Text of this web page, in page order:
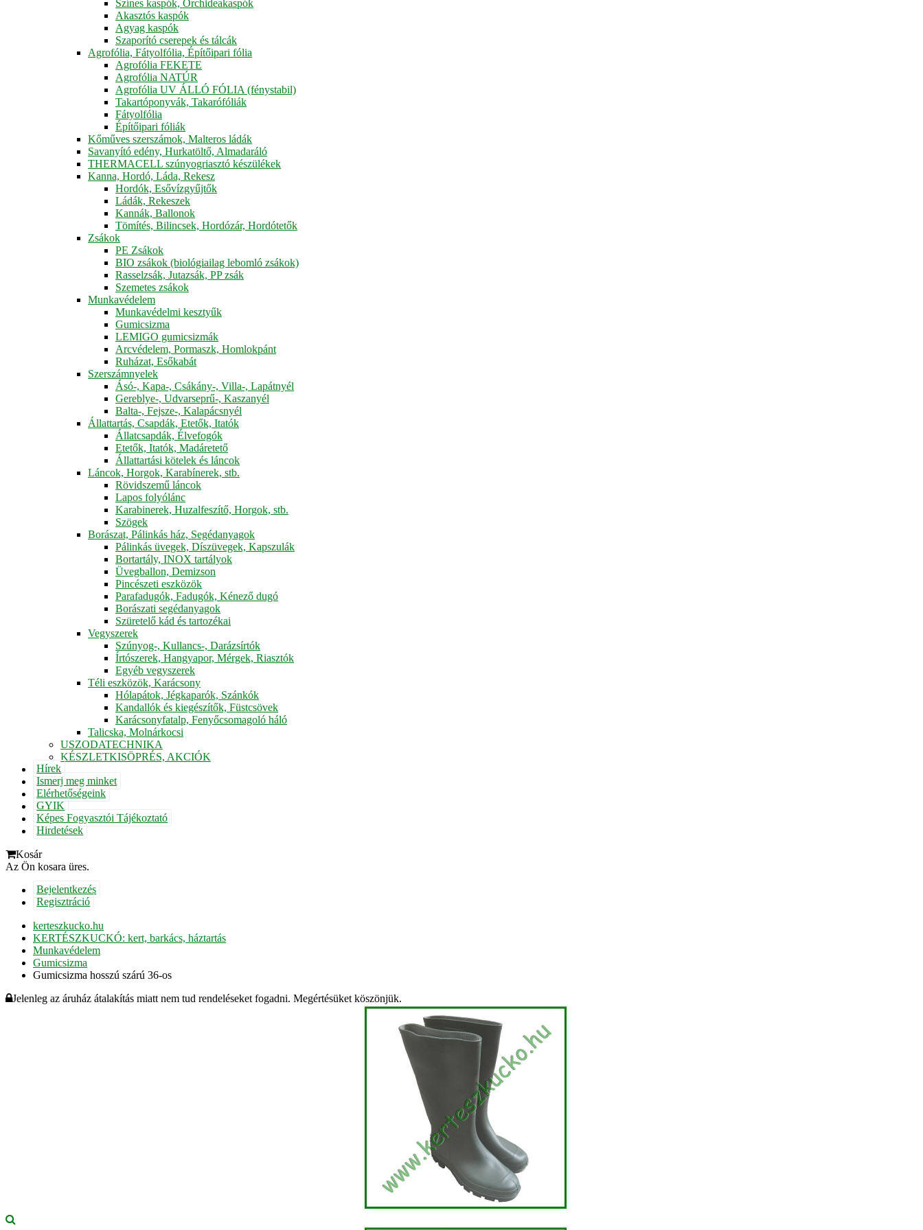
Színes kaspók, Orchideakaspók
Akasztós kaspók
Agyag kaspók
Szaporító cserepek és tálcák
Agrofólia, Fátyolfólia, Építőipari fólia
Agrofólia FEKETE
Agrofólia NATÚR
Agrofólia UV ÁLLÓ FÓLIA (fénystabil)
Takartóponyvák, Takarófóliák
Fátyolfólia
Építőipari fóliák
Kőműves szerszámok, Malteros ládák
Savanyító edény, Hurkatöltő, Almadaráló
THERMACELL szúnyogriasztó készülékek
Kanna, Hordó, Láda, Rekesz
Hordók, Esővízgyűjtők
Ládák, Rekeszek
Kannák, Ballonok
Tömítés, Bilincsek, Hordózár, Hordótetők
Zsákok
PE Zsákok
BIO zsákok (biológiailag lebomló zsákok)
Rasselzsák, Jutazsák, PP zsák
Szemetes zsákok
Munkavédelem
Munkavédelmi kesztyűk
Gumicsizma
LEMIGO gumicsizmák
Arcvédelem, Pormaszk, Homlokpánt
Ruházat, Esőkabát
Szerszámnyelek
Ásó-, Kapa-, Csákány-, Villa-, Lapátnyél
Gereblye-, Udvarseprű-, Kaszanyél
Balta-, Fejsze-, Kalapácsnyél
Állattartás, Csapdák, Etetők, Itatók
Állatcsapdák, Élvefogók
Etetők, Itatók, Madáretető
Állattartási kötelek és láncok
Láncok, Horgok, Karabínerek, stb.
Rövidszemű láncok
Lapos folyólánc
Karabinerek, Huzalfeszítő, Horgok, stb.
Szögek
Borászat, Pálinkás ház, Segédanyagok
Pálinkás üvegek, Díszüvegek, Kapszulák
Bortartály, INOX tartályok
Üvegballon, Demizson
Pincészeti eszközök
Parafadugók, Fadugók, Kénező dugó
Borászati segédanyagok
Szüretelő kád és tartozékai
Vegyszerek
Szúnyog-, Kullancs-, Darázsírtók
Írtószerek, Hangyapor, Mérgek, Riasztók
Egyéb vegyszerek
Téli eszközök, Karácsony
Hólapátok, Jégkaparók, Szánkók
Kandallók és kiegészítők, Füstcsövek
Karácsonyfatalp, Fenyőcsomagoló háló
Talicska, Molnárkocsi
USZODATECHNIKA
KÉSZLETKISÖPRÉS, AKCIÓK
Hírek
Ismerj meg minket
Elérhetőségeink
GYIK
Képes Fogyasztói Tájékoztató
Hirdetések
Kosár
Az Ön kosara üres.
Bejelentkezés
Regisztráció
kerteszkucko.hu
KERTÉSZKUCKÓ: kert, barkács, háztartás
Munkavédelem
Gumicsizma
Gumicsizma hosszú szárú 36-os
Jelenleg az áruház átalakítás miatt nem tud rendeléseket fogadni. Megértésüket köszönjük.